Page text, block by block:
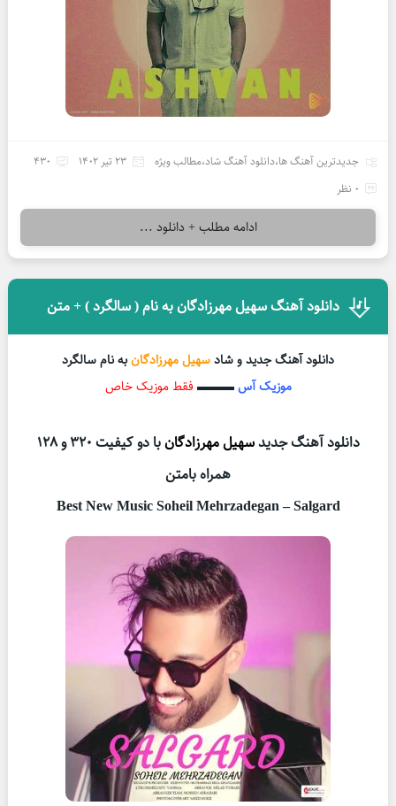
جدیدترین آهنگ ها،دانلود آهنگ شاد،مطالب ویژه 23 تیر 1402
430
0 نظر
ادامه مطلب + دانلود ...
دانلود آهنگ سهیل مهرزادگان به نام ( سالگرد ) + متن
دانلود آهنگ جدید و شادسهیل مهرزادگانبه نام سالگرد
موزیک آس ▬▬▬ فقط موزیک خاص
دانلود آهنگ جدیدسهیل مهرزادگان
با دو کیفیت ۳۲۰ و ۱۲۸
همراه بامتن
Best New MusicSoheil Mehrzadegan – Salgard